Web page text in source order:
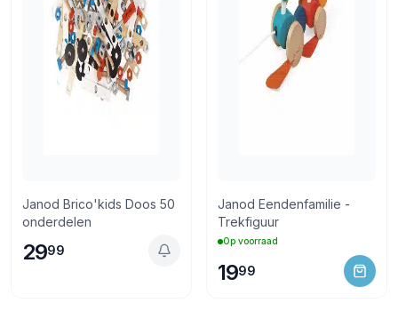
Janod Brico'kids Doos 50
onderdelen
2999
Janod Eendenfamilie -
Trekfiguur
Op voorraad
1999